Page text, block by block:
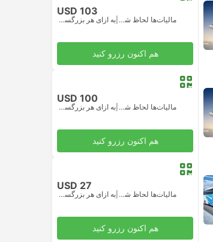
USD 103
مالیات‌ها لحاظ شده | به ازای هر بزرگسال
هم اکنون رزرو کنید
USD 100
مالیات‌ها لحاظ شده | به ازای هر بزرگسال
هم اکنون رزرو کنید
USD 27
مالیات‌ها لحاظ شده | به ازای هر بزرگسال
هم اکنون رزرو کنید